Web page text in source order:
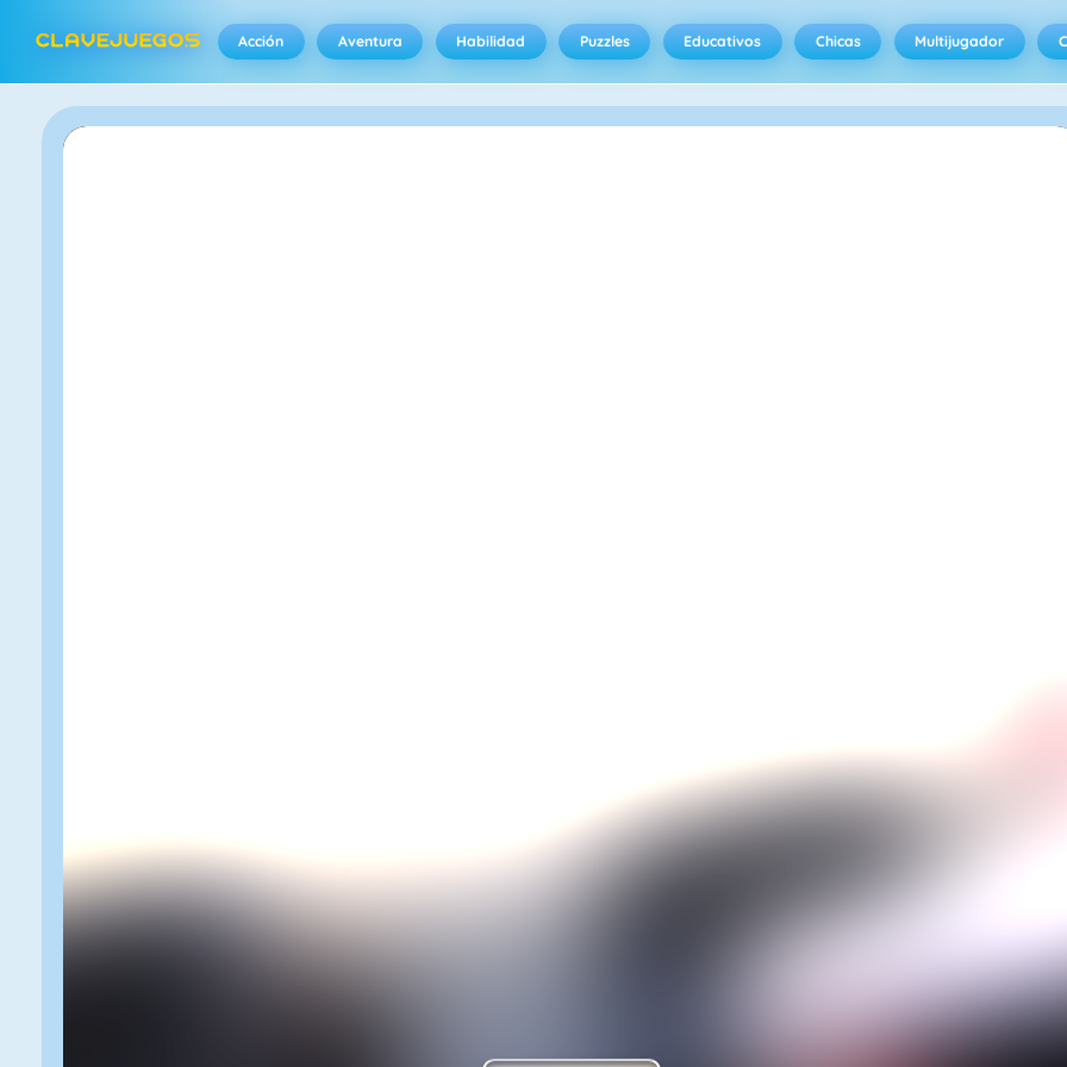
Acción Aventura Habilidad Puzzles Educativos Chicas Multijugador